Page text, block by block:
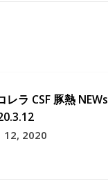
レラ CSF 豚熱 NEWs
12, 2020